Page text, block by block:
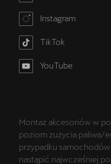
Instagram
TikTok
YouTube
Montaż akcesoriów w
poziom zużycia paliwa/
przypadku
nastąpić najwcześniej